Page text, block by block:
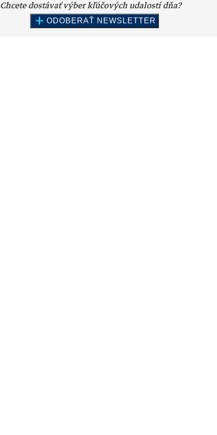
Chcete dostávať výber kľúčových udalostí dňa?
+ ODOBERAŤ NEWSLETTER